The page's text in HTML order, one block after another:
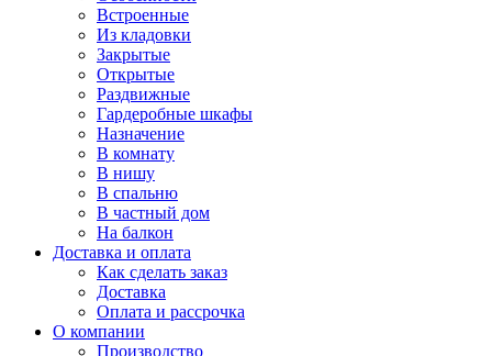
Встроенные
Из кладовки
Закрытые
Открытые
Раздвижные
Гардеробные шкафы
Назначение
В комнату
В нишу
В спальню
В частный дом
На балкон
Доставка и оплата
Как сделать заказ
Доставка
Оплата и рассрочка
О компании
Производство